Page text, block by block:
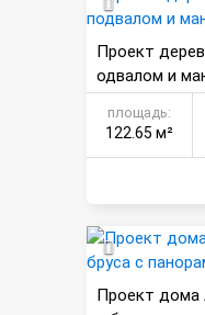
Проект
одвалом и
площадь:
122.65 м²
Проект дома